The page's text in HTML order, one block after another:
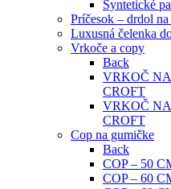
Syntetické
Príčesok – drdol
Luxusná čelenka
Vrkoče a copy
Back
VRKOČ
CROFT
VRKOČ
CROFT
Cop na gumičke
Back
COP – 50
COP – 60